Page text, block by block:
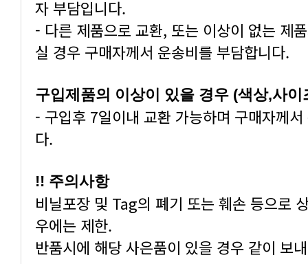
자 부담입니다.
- 다른 제품으로 교환, 또는 이상이 없는 제
실 경우 구매자께서 운송비를 부담합니다.
구입제품의 이상이 있을 경우 (색상,사
- 구입후 7일이내 교환 가능하며 구매자께
다.
!! 주의사항
비닐포장 및 Tag의 폐기 또는 훼손 등으로
우에는 제한.
반품시에 해당 사은품이 있을 경우 같이 보